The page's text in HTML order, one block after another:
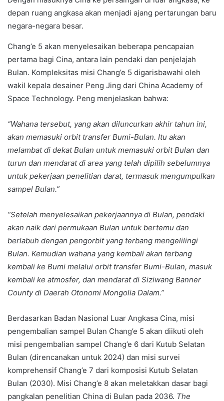
depan ruang angkasa akan menjadi ajang pertarungan baru
negara-negara besar.
Chang’e 5 akan menyelesaikan beberapa pencapaian
pertama bagi Cina, antara lain pendaki dan penjelajah
Bulan. Kompleksitas misi Chang’e 5 digarisbawahi oleh
wakil kepala desainer Peng Jing dari China Academy of
Space Technology. Peng menjelaskan bahwa:
“Wahana tersebut, yang akan diluncurkan akhir tahun ini,
akan memasuki orbit transfer Bumi-Bulan. Itu akan
melambat di dekat Bulan untuk memasuki orbit Bulan dan
turun dan mendarat di area yang telah dipilih sebelumnya
untuk pekerjaan penelitian darat, termasuk mengumpulkan
sampel Bulan.”
“Setelah menyelesaikan pekerjaannya di Bulan, pendaki
akan naik dari permukaan Bulan untuk bertemu dan
berlabuh dengan pengorbit yang terbang mengelilingi
Bulan. Kemudian wahana yang kembali akan terbang
kembali ke Bumi melalui orbit transfer Bumi-Bulan, masuk
kembali ke atmosfer, dan mendarat di Siziwang Banner
County di Daerah Otonomi Mongolia Dalam.”
Berdasarkan Badan Nasional Luar Angkasa Cina, misi
pengembalian sampel Bulan Chang’e 5 akan diikuti oleh
misi pengembalian sampel Chang’e 6 dari Kutub Selatan
Bulan (direncanakan untuk 2024) dan misi survei
komprehensif Chang’e 7 dari komposisi Kutub Selatan
Bulan (2030). Misi Chang’e 8 akan meletakkan dasar bagi
pangkalan penelitian China di Bulan pada 2036. The